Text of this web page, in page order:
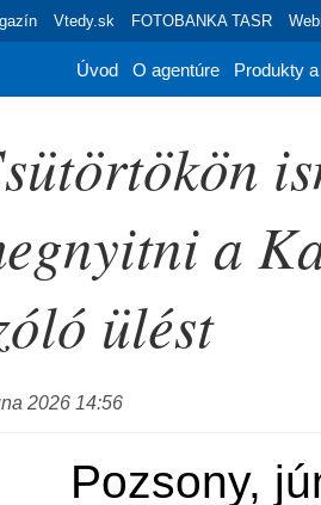
Vtedy.sk FOTOBANKA TASR
Úvod O agentúre Produkty
a
ülést
2026 14:56